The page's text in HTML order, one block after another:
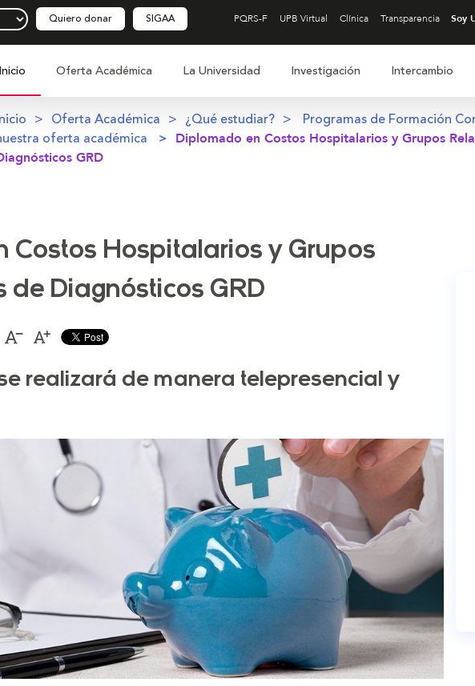
Quiero donar SIGAA PQRS-F UPB Virtual Clínica Transparencia
Inicio Oferta Académica La Universidad Investigación Intercambio
Oferta Académica ¿Qué estudiar? Programas de Formación
oferta académica
Diplomado en Costos Hospitalarios y Grupos
GRD
Costos Hospitalarios y Grupos
de Diagnósticos GRD
Aumentar
de
la
Disminuir
de
la
realizará de manera telepresencial y